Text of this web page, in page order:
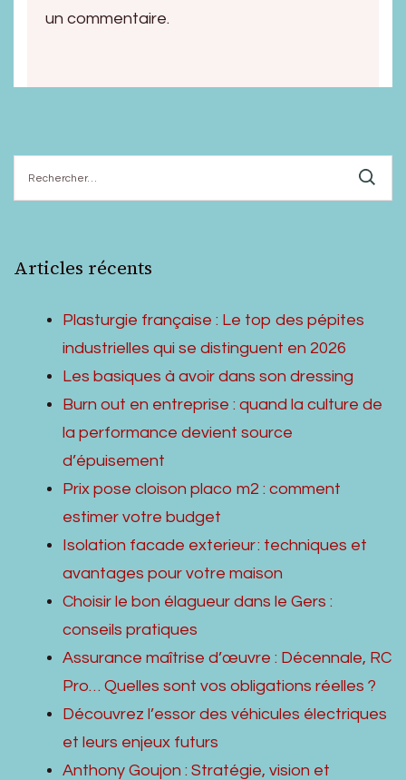
un commentaire.
Articles récents
Plasturgie française : Le top des pépites
industrielles qui se distinguent en 2026
Les basiques à avoir dans son dressing
Burn out en entreprise : quand la culture de
la performance devient source
d’épuisement
Prix pose cloison placo m2 : comment
estimer votre budget
Isolation facade exterieur : techniques et
avantages pour votre maison
Choisir le bon élagueur dans le Gers :
conseils pratiques
Assurance maîtrise d’œuvre : Décennale, RC
Pro… Quelles sont vos obligations réelles ?
Découvrez l’essor des véhicules électriques
et leurs enjeux futurs
Anthony Goujon : Stratégie, vision et